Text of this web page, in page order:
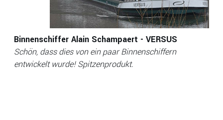
Binnenschiffer Alain Schampaert - VERSUS
Schön, dass dies von ein paar Binnenschiffern
entwickelt wurde! Spitzenprodukt.